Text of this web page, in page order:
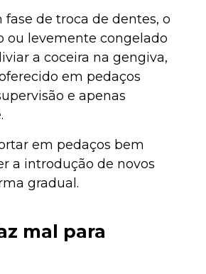
fase de troca de dentes, o
ou levemente congelado
a coceira na gengiva,
em pedaços
e apenas
em pedaços bem
a introdução de novos
gradual.
mal para